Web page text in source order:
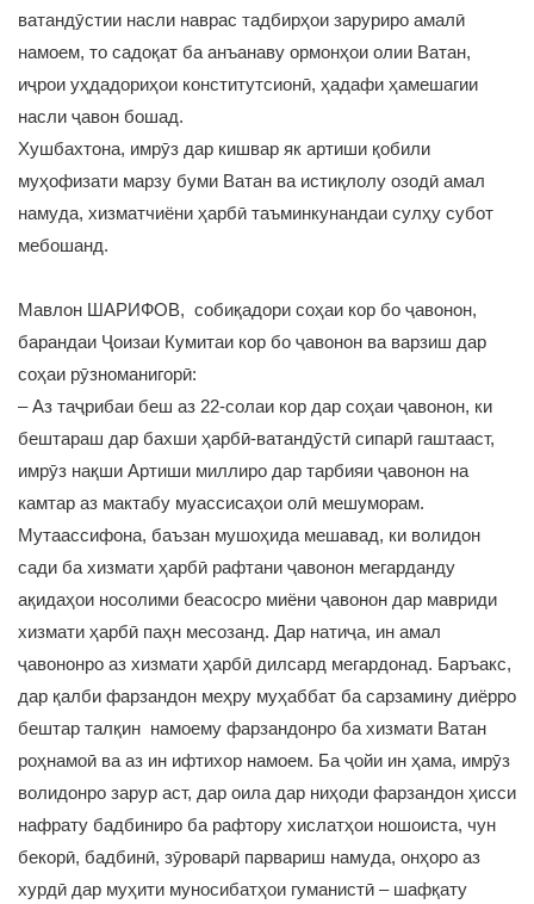
ватандӯстии насли наврас тадбирҳои заруриро амалӣ
намоем, то садоқат ба анъанаву ормонҳои олии Ватан,
иҷрои уҳдадориҳои конститутсионӣ, ҳадафи ҳамешагии
насли ҷавон бошад.
Хушбахтона, имрӯз дар кишвар як артиши қобили
муҳофизати марзу буми Ватан ва истиқлолу озодӣ амал
намуда, хизматчиёни ҳарбӣ таъминкунандаи сулҳу субот
мебошанд.
Мавлон ШАРИФОВ, собиқадори соҳаи кор бо ҷавонон,
барандаи Ҷоизаи Кумитаи кор бо ҷавонон ва варзиш дар
соҳаи рӯзноманигорӣ:
– Аз таҷрибаи беш аз 22-солаи кор дар соҳаи ҷавонон, ки
бештараш дар бахши ҳарбӣ-ватандӯстӣ сипарӣ гаштааст,
имрӯз нақши Артиши миллиро дар тарбияи ҷавонон на
камтар аз мактабу муассисаҳои олӣ мешуморам.
Мутаассифона, баъзан мушоҳида мешавад, ки волидон
сади ба хизмати ҳарбӣ рафтани ҷавонон мегарданду
ақидаҳои носолими беасосро миёни ҷавонон дар мавриди
хизмати ҳарбӣ паҳн месозанд. Дар натиҷа, ин амал
ҷавононро аз хизмати ҳарбӣ дилсард мегардонад. Баръакс,
дар қалби фарзандон меҳру муҳаббат ба сарзамину диёрро
бештар талқин намоему фарзандонро ба хизмати Ватан
роҳнамоӣ ва аз ин ифтихор намоем. Ба ҷойи ин ҳама, имрӯз
волидонро зарур аст, дар оила дар ниҳоди фарзандон ҳисси
нафрату бадбиниро ба рафтору хислатҳои ношоиста, чун
бекорӣ, бадбинӣ, зӯроварӣ парвариш намуда, онҳоро аз
хурдӣ дар муҳити муносибатҳои гуманистӣ – шафқату